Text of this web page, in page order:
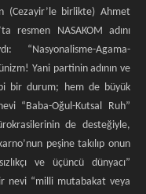
(Cezayir’le birlikte) Ahmet
resmen NASAKOM adını
“Nasyonalisme-Agama-
Yani partinin adının ve
bir durum; hem de büyük
“Baba-Oğul-Kutsal Ruh”
de desteğiyle,
peşine takılıp onun
ve üçüncü dünyacı”
nevi “milli mutabakat veya